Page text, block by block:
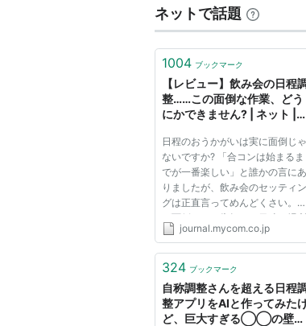
ネットで話題
1004 ブックマーク
【レビュー】飲み会の日程
整……この面倒な作業、どう
にかできません? | ネット |
日程のおうかがいは実に面倒じゃ
ないですか? 「合コンは始まるま
でが一番楽しい」と誰かの言にあ
りましたが、飲み会のセッティン
グは正直言ってめんどくさい。何
が面倒って、告知から日時・場所
決定までのプロセスが……。 特に
を聞いても「10日と11日の8時以
と...
journal.mycom.co.jp
324 ブックマーク
自称調整さんを超える日程
整アプリをAIと作ってみた
ど、巨大すぎる◯◯の壁が